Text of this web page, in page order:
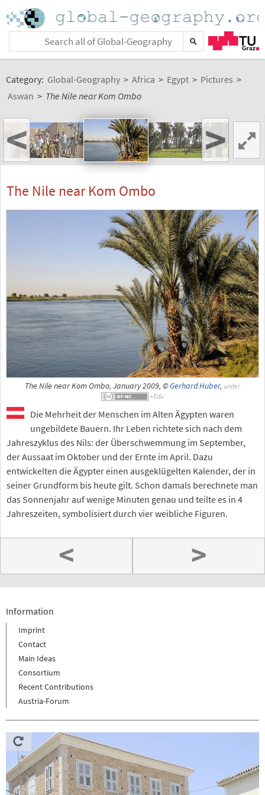
Category: Global-Geography > Africa > Egypt > Pictures >
Aswan > The Nile near Kom Ombo
< >
The Nile near Kom Ombo
The Nile near Kom Ombo, January 2009, ©Gerhard Huber, under
Die Mehrheit der Menschen im Alten Ägypten waren
ungebildete Bauern. Ihr Leben richtete sich nach dem
Jahreszyklus des Nils: der Überschwemmung im September,
der Aussaat im Oktober und der Ernte im April. Dazu
entwickelten die Ägypter einen ausgeklügelten Kalender, der in
seiner Grundform bis heute gilt. Schon damals berechnete man
das Sonnenjahr auf wenige Minuten genau und teilte es in 4
Jahreszeiten, symbolisiert durch vier weibliche Figuren.
< >
Information
Imprint
Contact
Main Ideas
Consortium
Recent Contributions
Austria-Forum